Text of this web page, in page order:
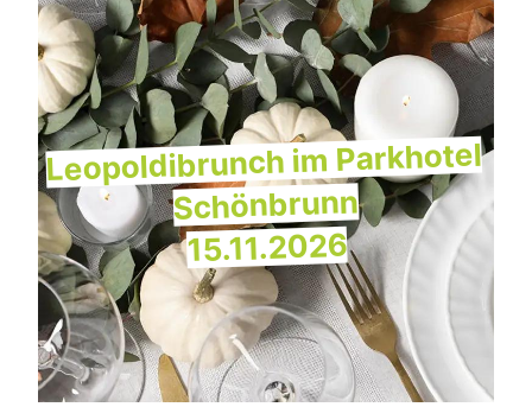
Leopoldibrunch im Parkhotel
Schönbrunn
15.11.2026